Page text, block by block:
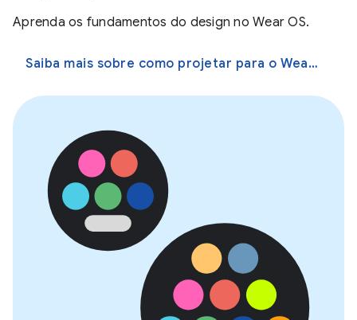
Aprenda os fundamentos do design no Wear OS.
Saiba mais sobre como projetar para o Wear OS